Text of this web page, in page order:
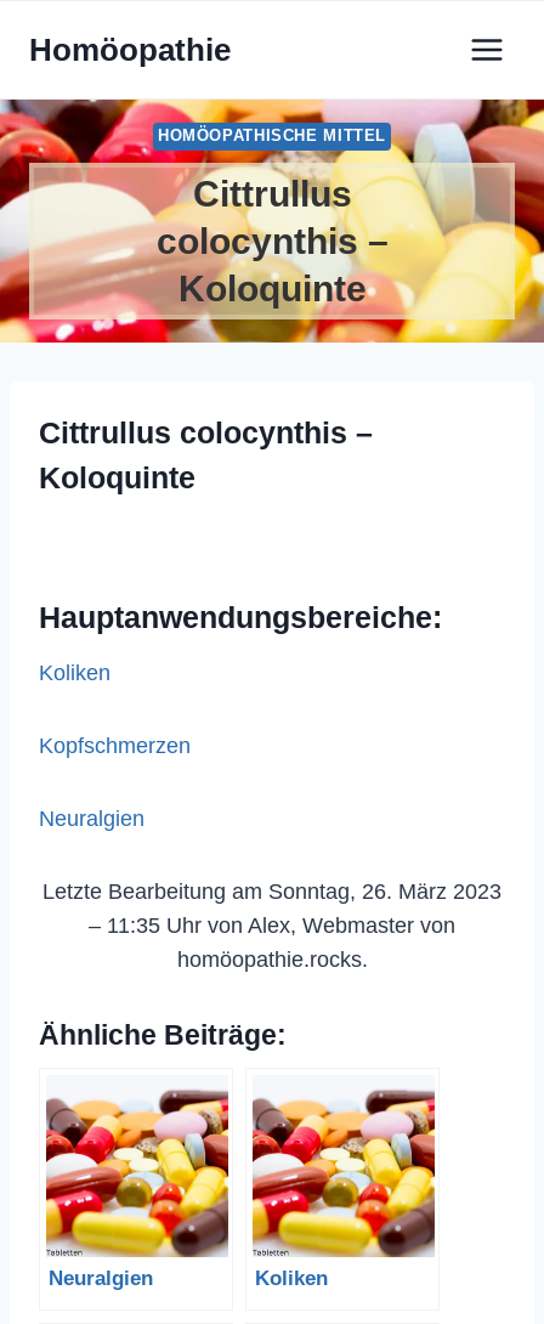
InhaltHomöopathie
HOMÖOPATHISCHE MITTEL
Cittrullus
colocynthis –
Koloquinte
Cittrullus colocynthis –
Koloquinte
Hauptanwendungsbereiche:
Koliken
Kopfschmerzen
Neuralgien
Letzte Bearbeitung am Sonntag, 26. März 2023
– 11:35 Uhr von Alex, Webmaster von
homöopathie.rocks.
Ähnliche Beiträge:
Neuralgien Koliken